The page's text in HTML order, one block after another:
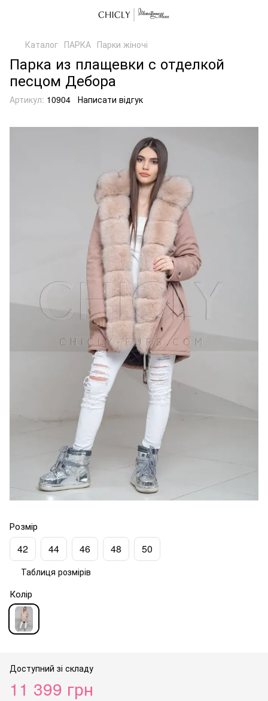
Каталог ПАРКА Парки жіночі
Парка из плащевки с отделкой
песцом Дебора
Артикул: 10904 Написати відгук
Розмір
42 44 46 48 50
Таблиця розмірів
Колір
Доступний зі складу
11 399 грн